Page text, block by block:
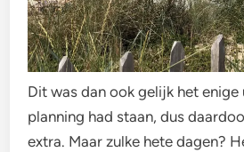
Dit was dan ook gelijk het
planning had staan, dus
extra. Maar zulke hete dagen?